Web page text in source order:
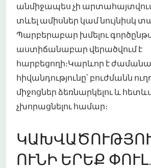
անմիջապես չի
տևել ամիսներ կամ նույնիսկ
Պարբերաբար խմելու
աստիճանաբար վերածվում է
հարբեցողի։Կարևոր է
հիվանդությունը՝ բուժմանն
միջոցներ ձեռնարկելու և
չխորացնելու համար։
ՈՒՆԻ ԵՐԵՔ ՓՈՒԼ.